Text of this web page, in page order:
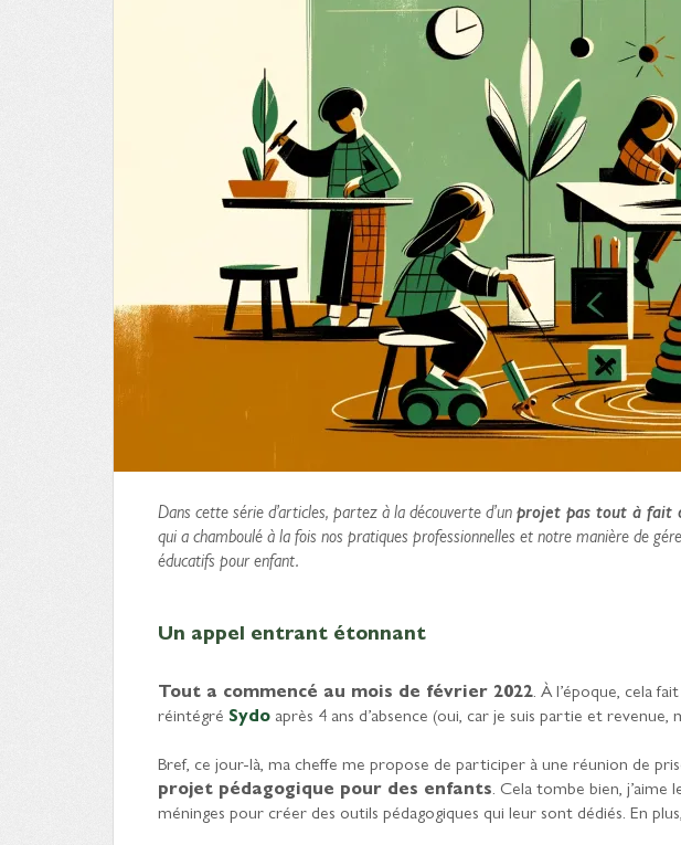
Dans cette série d’articles, partez à la découverte d’unprojet pas tout à fait
qui a chamboulé à la fois nos pratiques professionnelles et notre manière de
éducatifs pour enfant.
Un appel entrant étonnant
Tout a commencé au mois de février 2022. À l’époque, cela
réintégré Sydo après 4 ans d’absence (oui, car je suis partie et
Bref, ce jour-là, ma cheffe me propose de participer à une réunion de
projet pédagogique pour des enfants. Cela tombe bien, j’aime
méninges pour créer des outils pédagogiques qui leur sont dédiés. En